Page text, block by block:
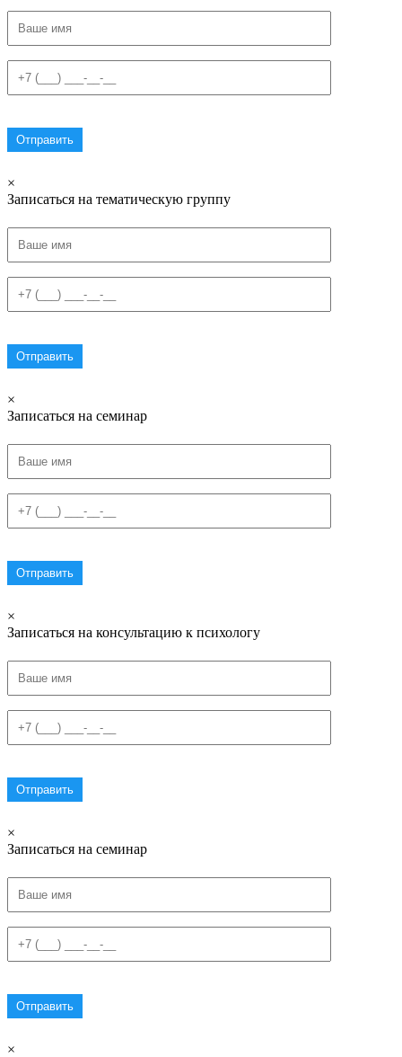
×
Записаться на тематическую группу
×
Записаться на семинар
×
Записаться на консультацию к психологу
×
Записаться на семинар
×